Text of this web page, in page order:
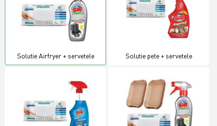
Solutie Airfryer + servetele Solutie pete + servetele